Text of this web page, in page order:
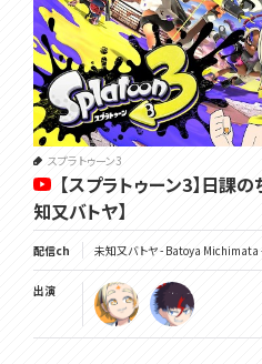
----------------------------
TwitterX:https://twitter.com/
Bluesky:https://bsky.app/profile/
marshmallow:https://
HP:https://voms.net/monsters/
----------------------------
#voms_project
スプラトゥーン3
【スプラトゥーン3】日課
知又バトヤ】
配信ch 未知又バトヤ - Batoya Michimata
出演